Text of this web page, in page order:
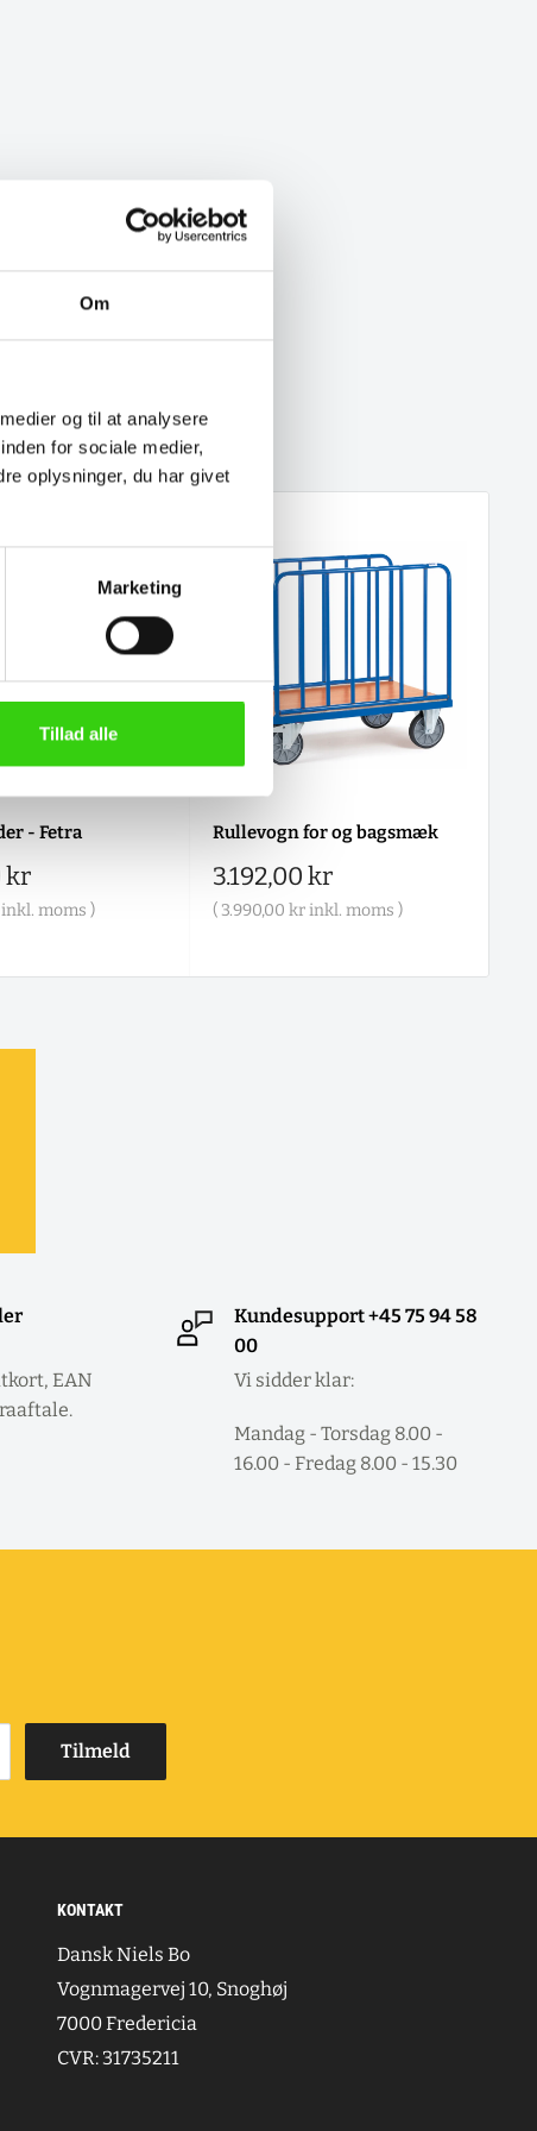
Om
og til at analysere
for sociale medier,
oplysninger, du har givet
Marketing
Tillad alle
- Fetra
kr
inkl. moms )
Rullevogn for og bagsmæk
Salgspris
3.192,00 kr
( 3.990,00 krinkl. moms )
EAN
Kundesupport +45 75 94 58
00
Vi sidder klar:
Mandag - Torsdag 8.00 -
16.00 - Fredag 8.00 - 15.30
Tilmeld
KONTAKT
Dansk Niels Bo
Vognmagervej 10, Snoghøj
7000 Fredericia
CVR: 31735211